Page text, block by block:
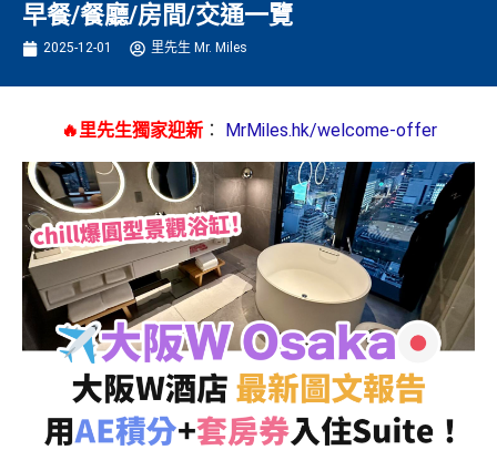
早餐/餐廳/房間/交通一覽
2025-12-01 里先生 Mr. Miles
🔥里先生獨家迎新： MrMiles.hk/welcome-offer